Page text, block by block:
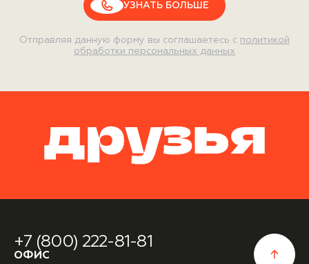
УЗНАТЬ БОЛЬШЕ
Отправляя данную форму вы соглашаетесь с политикой
обработки персональных данных
+7 (800) 222-81-81
ОФИС